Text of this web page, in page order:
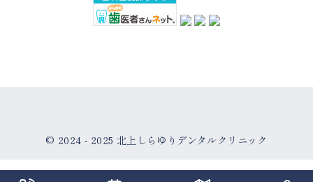
© 2024 - 2025 北上しらゆりデンタルクリニック